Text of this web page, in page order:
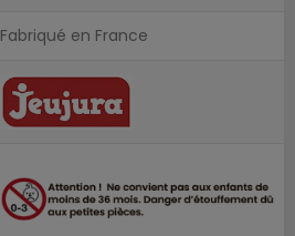
Fabriqué en France